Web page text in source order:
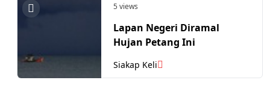
5 views
Lapan Negeri Diramal
Hujan Petang Ini
Siakap Keli